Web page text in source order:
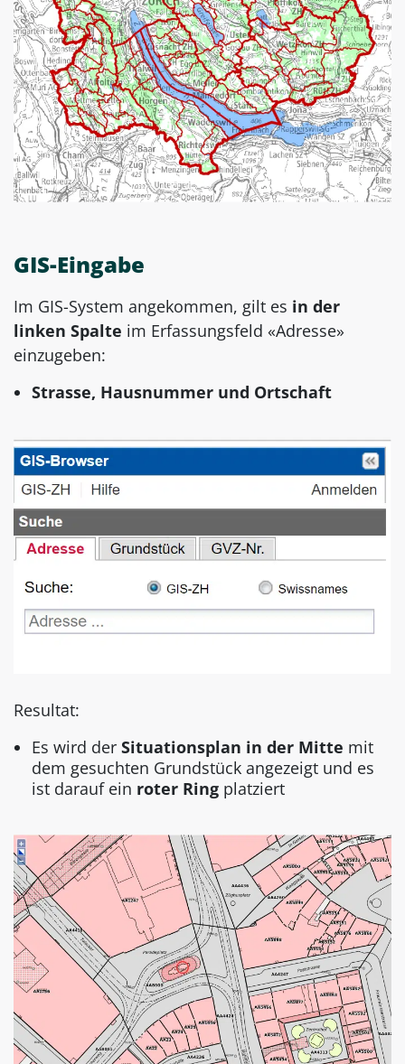
GIS-Eingabe
Im GIS-System angekommen, gilt es in der
linken Spalte im Erfassungsfeld «Adresse»
einzugeben:
Strasse, Hausnummer und Ortschaft
Resultat:
Es wird der Situationsplan in der Mitte mit
dem gesuchten Grundstück angezeigt und es
ist darauf ein roter Ring platziert